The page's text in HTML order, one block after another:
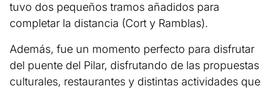
tuvo dos pequeños tramos añadidos para
completar la distancia (Cort y Ramblas).
Además, fue un momento perfecto para disfrutar
del puente del Pilar, disfrutando de las propuestas
culturales, restaurantes y distintas actividades que